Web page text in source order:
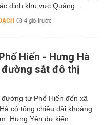
định khu vực Quảng...
4 giờ trước
Hiến - Hưng Hà
đường sắt đô thị
đường từ Phố Hiến đến xã
có tổng chiều dài khoảng
Hưng Yên dự kiến...